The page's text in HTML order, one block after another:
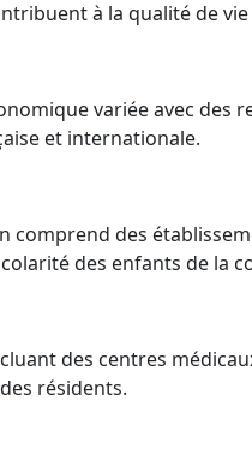
à la qualité de
variée avec des
et internationale.
comprend des
des enfants de la
des centres
résidents.